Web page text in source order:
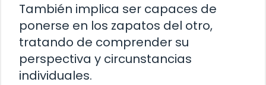
También implica ser capaces de
ponerse en los zapatos del otro,
tratando de comprender su
perspectiva y circunstancias
individuales.